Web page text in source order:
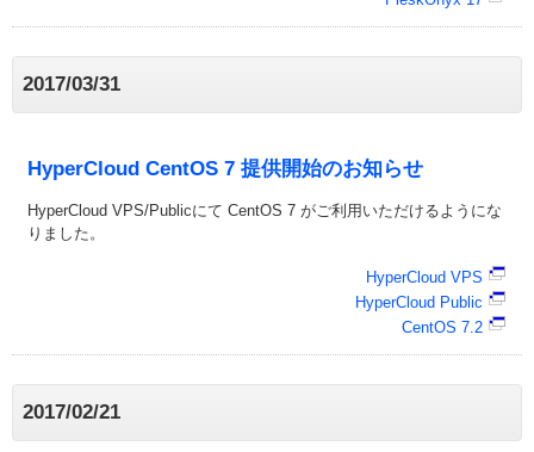
2017/03/31
HyperCloud CentOS 7 提供開始のお知らせ
HyperCloud VPS/Publicにて CentOS 7 がご利用いただけるようにな
りました。
HyperCloud VPS
HyperCloud Public
CentOS 7.2
2017/02/21